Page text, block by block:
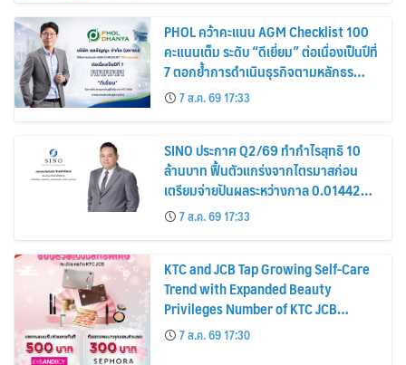
PHOL คว้าคะแนน AGM Checklist 100
คะแนนเต็ม ระดับ “ดีเยี่ยม” ต่อเนื่องเป็นปีที่
7 ตอกย้ำการดำเนินธุรกิจตามหลักธร
รมาภิบาล โปร่งใส สร้างความเชื่อมั่นผู้ถือ
หุ้น
7 ส.ค. 69 17:33
SINO ประกาศ Q2/69 ทำกำไรสุทธิ 10
ล้านบาท ฟื้นตัวแกร่งจากไตรมาสก่อน
เตรียมจ่ายปันผลระหว่างกาล 0.014423
บาทต่อหุ้น ครึ่งปีหลังมุ่งเติบโตต่อเนื่อง
7 ส.ค. 69 17:33
KTC and JCB Tap Growing Self-Care
Trend with Expanded Beauty
Privileges Number of KTC JCB
Cardmembers Spending on
Cosmetics Rises 26%
7 ส.ค. 69 17:30